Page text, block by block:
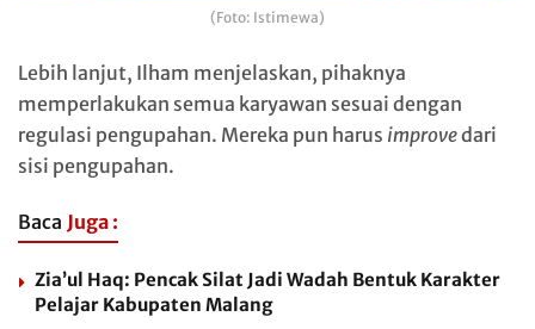
(Foto: Istimewa)
Lebih lanjut, Ilham menjelaskan, pihaknya
memperlakukan semua karyawan sesuai dengan
regulasi pengupahan. Mereka pun harus improvedari
sisi pengupahan.
Baca Juga :
Zia’ul Haq: Pencak Silat Jadi Wadah Bentuk Karakter
Pelajar Kabupaten Malang